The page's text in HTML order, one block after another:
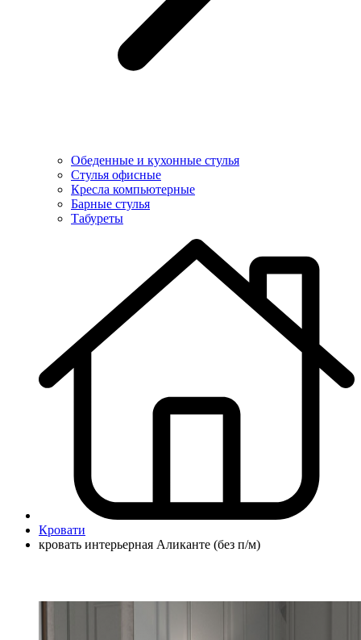
Обеденные и кухонные стулья
Стулья офисные
Кресла компьютерные
Барные стулья
Табуреты
Кровати
кровать интерьерная Аликанте (без п/м)